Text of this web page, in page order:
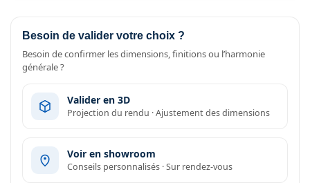
Besoin de valider votre choix ?
Besoin de confirmer les dimensions, finitions ou l’harmonie
générale ?
Valider en 3D
Projection du rendu · Ajustement des dimensions
Voir en showroom
Conseils personnalisés · Sur rendez-vous